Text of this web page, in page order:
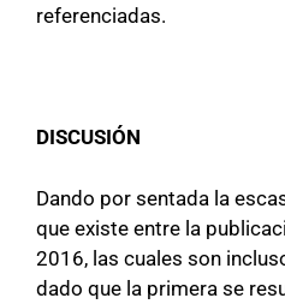
referenciadas.
DISCUSIÓN
Dando por sentada la
que existe entre la
2016, las cuales son
dado que la primera se